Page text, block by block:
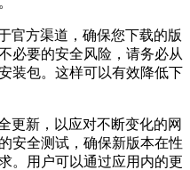
官方渠道，确保您下载的版
必要的安全风险，请务必从
装包。这样可以有效降低下
更新，以应对不断变化的网
安全测试，确保新版本在性
。用户可以通过应用内的更